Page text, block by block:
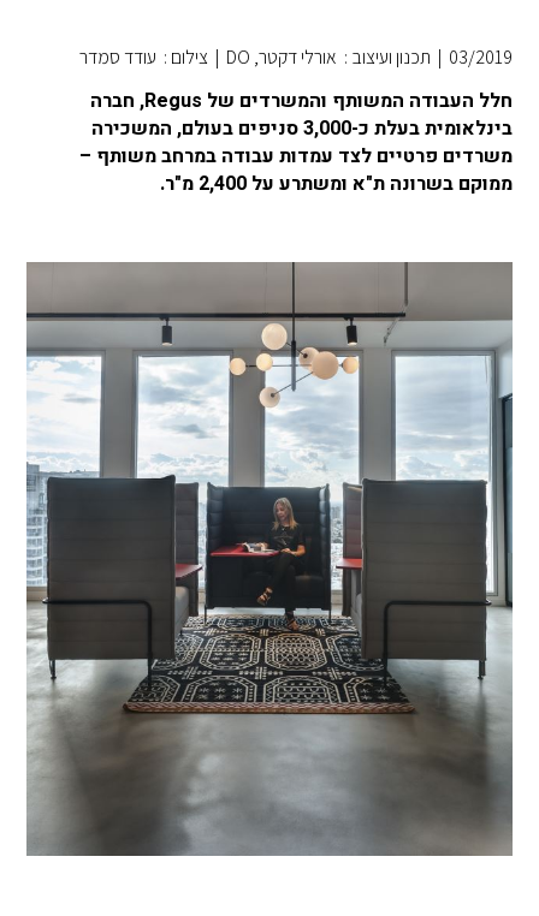
03/2019
| תכנון ועיצוב : אורלי דקטר, DO | צילום : עודד סמדר
חלל העבודה המשותף והמשרדים של Regus, חברה
בינלאומית בעלת כ-3,000 סניפים בעולם, המשכירה
משרדים פרטיים לצד עמדות עבודה במרחב משותף –
ממוקם בשרונה ת"א ומשתרע על 2,400 מ"ר.